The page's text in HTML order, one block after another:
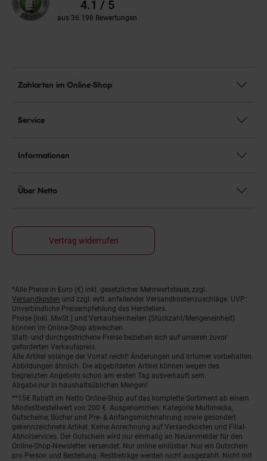
4.1 / 5
aus 36.198 Bewertungen
Zahlarten im Online-Shop
Service
Informationen
Über Netto
Vertrag widerrufen
Fußnoten
*Alle Preise in Euro (€) inkl. gesetzlicher Mehrwertsteuer, zzgl.
Versandkosten und zzgl. evtl. anfallender Versandkostenzuschläge. UVP:
Unverbindliche Preisempfehlung des Herstellers.
Preise (inkl. MwSt.) und Verkaufseinheiten (Stückzahl/Mengeneinheit)
können im Online-Shop abweichen.
Statt- und durchgestrichene Preise beziehen sich auf unseren zuvor
geforderten Verkaufspreis.
Alle Artikel solange der Vorrat reicht! Änderungen und Irrtümer vorbehalten.
Abbildungen ähnlich. Die abgebildeten Artikel können wegen des
begrenzten Angebots schon am ersten Tag ausverkauft sein.
Abgabe nur in haushaltsüblichen Mengen!
**15€ Rabatt im Netto Online-Shop auf das komplette Sortiment ab einem
Mindestbestellwert von 200 €. Ausgenommen: Kategorie Multimedia,
Gutscheine, Bücher und Pre- & Anfangsmilchnahrung sowie gesondert
gekennzeichnete Artikel. Keine Anrechnung auf Versandkosten und Filial-
Abholservices. Der Gutschein wird nur einmalig an Neuanmelder für den
Online-Shop-Newsletter versendet. Nur online einlösbar. Nur ein Gutschein
pro Person und Bestellung. Restbeträge werden nicht ausgezahlt. Nicht mit